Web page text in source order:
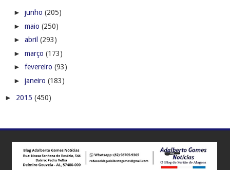
► junho (205)
► maio (250)
► abril (293)
► março (173)
► fevereiro (93)
► janeiro (183)
► 2015 (450)